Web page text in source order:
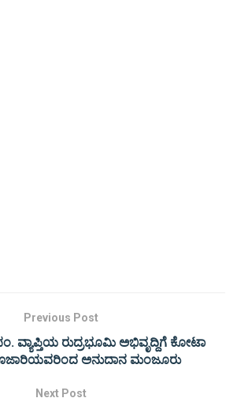
Previous Post
ವ್ಯಾಪ್ತಿಯ ರುದ್ರಭೂಮಿ ಅಭಿವೃದ್ದಿಗೆ ಕೋಟಾ
ಅನುದಾನ ಮಂಜೂರು
Next Post